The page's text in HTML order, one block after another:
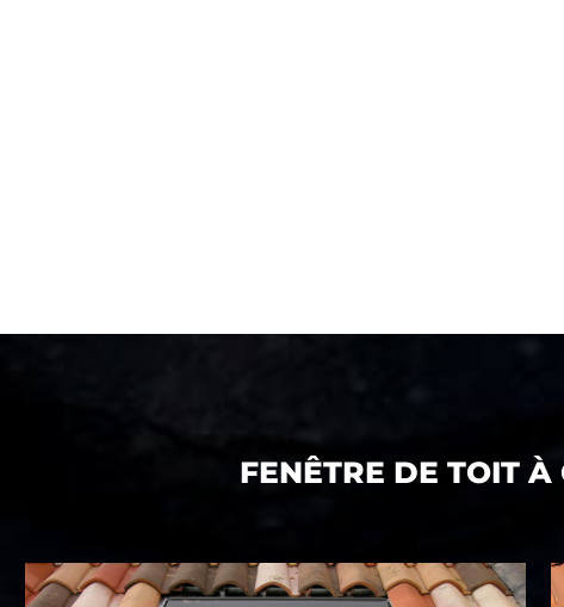
FENÊTRE DE TOIT